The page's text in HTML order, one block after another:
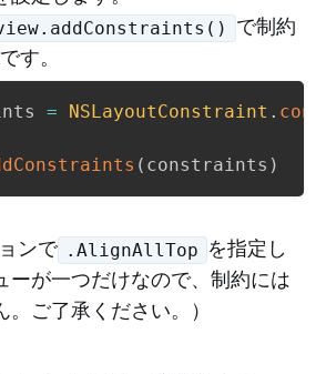
で制約
す。
= NSLayoutConstraint .
( constraints )
ンで .AlignAllTop を指定し
ーが一つだけなので、制約には
ご了承ください。）